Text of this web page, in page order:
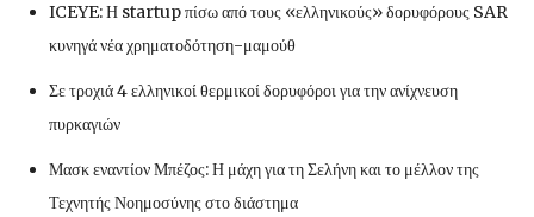
ICEYE: Η startup πίσω από τους «ελληνικούς» δορυφόρους SAR
κυνηγά νέα χρηματοδότηση-μαμούθ
Σε τροχιά 4 ελληνικοί θερμικοί δορυφόροι για την ανίχνευση
πυρκαγιών
Μασκ εναντίον Μπέζος: Η μάχη για τη Σελήνη και το μέλλον της
Τεχνητής Νοημοσύνης στο διάστημα